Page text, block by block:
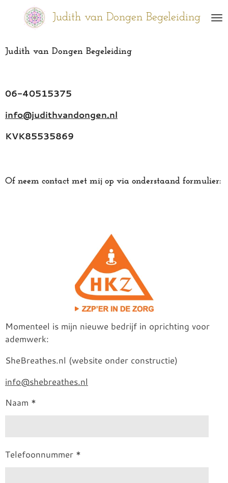
direct
de
Judith van Dongen Begeleiding
Judith van Dongen Begeleiding
06-40515375
info@judithvandongen.nl
KVK85535869
Of neem contact met mij op via onderstaand formulier:
Momenteel is mijn nieuwe bedrijf in oprichting voor
ademwerk:
SheBreathes.nl (website onder constructie)
info@shebreathes.nl
Naam *
Telefoonnummer *